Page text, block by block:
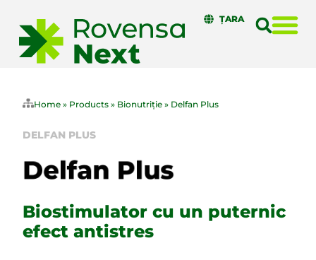
ȚARA
Home » Products » Bionutriție » Delfan Plus
DELFAN PLUS
Biostimulator cu un puternic
efect antistres